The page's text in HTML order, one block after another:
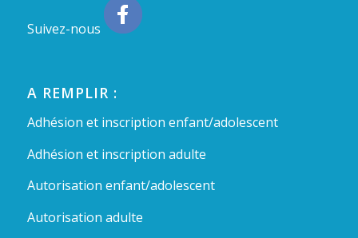
Suivez-nous
A REMPLIR :
Adhésion et inscription enfant/adolescent
Adhésion et inscription adulte
Autorisation enfant/adolescent
Autorisation adulte